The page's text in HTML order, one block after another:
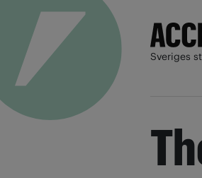
Sveriges